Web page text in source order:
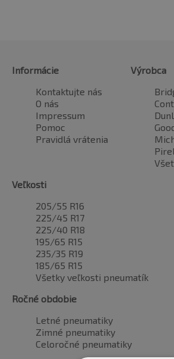
Informácie
Kontaktujte nás
O nás
Impressum
Pomoc
Pravidlá vrátenia
Výrobca
Veľkosti
205/55 R16
225/45 R17
225/40 R18
195/65 R15
235/35 R19
185/65 R15
Všetky veľkosti pneumatík
Ročné obdobie
Letné pneumatiky
Zimné pneumatiky
Celoročné pneumatiky